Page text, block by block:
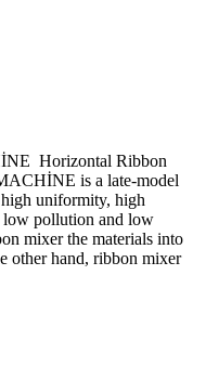
Horizontal Ribbon
is a late-model
uniformity, high
low pollution and low
mixer the materials into
other hand, ribbon mixer